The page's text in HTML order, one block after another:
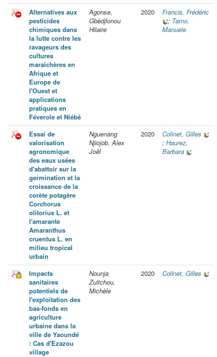
Alternatives aux
pesticides
chimiques dans
la lutte contre les
ravageurs des
cultures
maraîchères en
Afrique et
Europe de
l'Ouest et
applications
pratiques en
Féverole et Niébé
Agonse,
Gbèdjlonou
Hilaire
2020
Francis, Frédéric
; Tamo,
Manuele
Essai de
valorisation
agronomique
des eaux usées
d'abattoir sur la
germination et la
croissance de la
corète potagère
Corchorus
olitorius L. et
l'amarante
Amaranthus
cruentus L. en
milieu tropical
urbain
Nguenang
Njiojob, Alex
Joël
2020
Colinet, Gilles
; Haurez,
Barbara
Impacts
sanitaires
potentiels de
l'exploitation des
bas-fonds en
agriculture
urbaine dans la
ville de Yaoundé
: Cas d'Ezazou
village
Nounja
Zuitchou,
Michèle
2020 Colinet, Gilles